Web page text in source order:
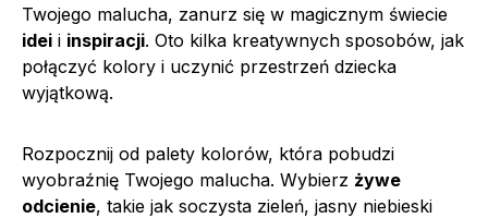
Twojego malucha, zanurz się w magicznym świecie
idei i inspiracji. Oto kilka kreatywnych sposobów, jak
połączyć kolory i uczynić przestrzeń dziecka
wyjątkową.
Rozpocznij od palety kolorów, która pobudzi
wyobraźnię Twojego malucha. Wybierz żywe
odcienie, takie jak soczysta zieleń, jasny niebieski